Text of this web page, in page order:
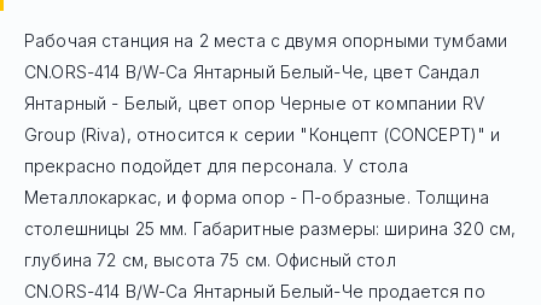
Рабочая станция на 2 места с двумя опорными тумбами
CN.ORS-414 B/W-Са Янтарный Белый-Че, цвет Сандал
Янтарный - Белый, цвет опор Черные от компании RV
Group (Riva), относится к серии "Концепт (CONCEPT)" и
прекрасно подойдет для персонала. У стола
Mеталлокаркас, и форма опор - П-образные. Толщина
столешницы 25 мм. Габаритные размеры: ширина 320 см,
глубина 72 см, высота 75 см. Офисный стол
CN.ORS-414 B/W-Са Янтарный Белый-Че продается по